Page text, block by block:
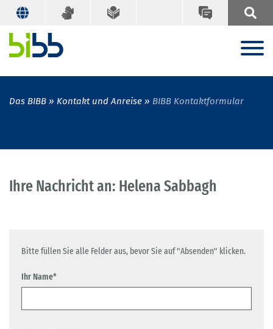
Das BIBB Kontakt und Anreise BIBB Kontaktformular
Ihre Nachricht an: Helena Sabbagh
Bitte füllen Sie alle Felder aus, bevor Sie auf "Absenden" klicken.
Ihr Name*